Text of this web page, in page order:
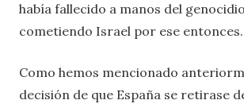
había fallecido a manos del
cometiendo Israel por ese entonces.
Como hemos mencionado
decisión de que España se retirase